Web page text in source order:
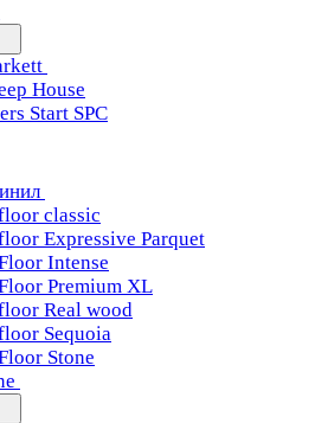
House
Start SPC
classic
Expressive Parquet
Intense
Premium XL
Real wood
Sequoia
Stone